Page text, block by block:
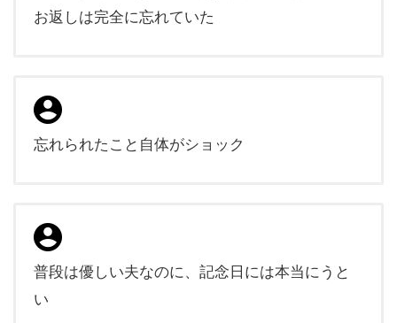
お返しは完全に忘れていた
忘れられたこと自体がショック
普段は優しい夫なのに、記念日には本当にうと
い